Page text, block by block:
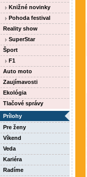
Knižné novinky
Pohoda festival
Reality show
SuperStar
Šport
F1
Auto moto
Zaujímavosti
Ekológia
Tlačové správy
Prílohy
Pre ženy
Víkend
Veda
Kariéra
Radíme